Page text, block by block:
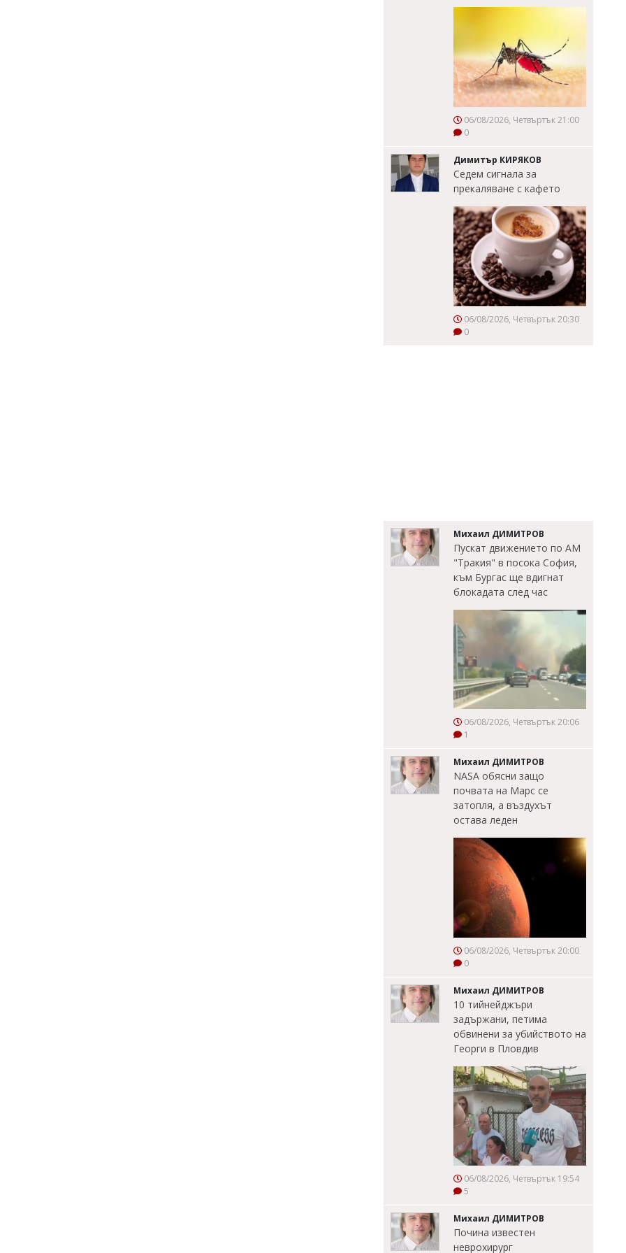
06/08/2026, Четвъртък 21:00
0
Димитър КИРЯКОВ
Седем сигнала за
прекаляване с кафето
06/08/2026, Четвъртък 20:30
0
Михаил ДИМИТРОВ
Пускат движението по АМ
"Тракия" в посока София,
към Бургас ще вдигнат
блокадата след час
06/08/2026, Четвъртък 20:06
1
Михаил ДИМИТРОВ
NASA обясни защо
почвата на Марс се
затопля, а въздухът
остава леден
06/08/2026, Четвъртък 20:00
0
Михаил ДИМИТРОВ
10 тийнейджъри
задържани, петима
обвинени за убийството на
Георги в Пловдив
06/08/2026, Четвъртък 19:54
5
Михаил ДИМИТРОВ
Почина известен
неврохирург